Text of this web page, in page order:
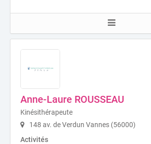
Anne-Laure ROUSSEAU
Kinésithérapeute
148 av. de Verdun Vannes (56000)
Activités